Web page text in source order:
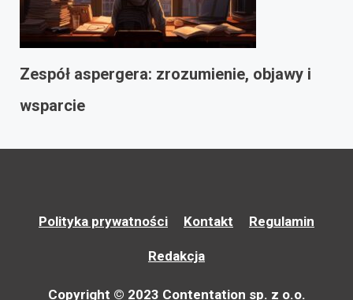
Zespół aspergera: zrozumienie, objawy i
wsparcie
Polityka prywatności Kontakt Regulamin
Redakcja
Copyright © 2023 Contentation sp. z o.o.